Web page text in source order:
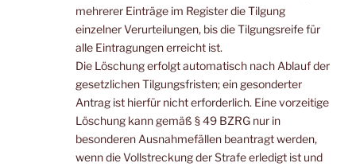
mehrerer Einträge im Register die Tilgung
einzelner Verurteilungen, bis die Tilgungsreife für
alle Eintragungen erreicht ist.
Die Löschung erfolgt automatisch nach Ablauf der
gesetzlichen Tilgungsfristen; ein gesonderter
Antrag ist hierfür nicht erforderlich. Eine vorzeitige
Löschung kann gemäß § 49 BZRG nur in
besonderen Ausnahmefällen beantragt werden,
wenn die Vollstreckung der Strafe erledigt ist und